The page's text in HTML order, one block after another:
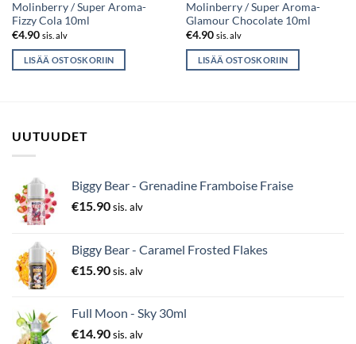
Molinberry / Super Aroma-
Fizzy Cola 10ml
€4.90 sis. alv
LISÄÄ OSTOSKORIIN
Molinberry / Super Aroma-
Glamour Chocolate 10ml
€4.90 sis. alv
LISÄÄ OSTOSKORIIN
UUTUUDET
Biggy Bear - Grenadine Framboise Fraise
€15.90sis. alv
Biggy Bear - Caramel Frosted Flakes
€15.90sis. alv
Full Moon - Sky 30ml
€14.90sis. alv